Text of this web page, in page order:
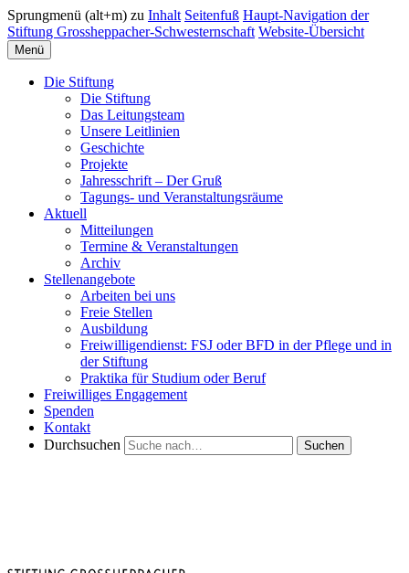
Sprungmenü (alt+m) zu Inhalt Seitenfuß Haupt-Navigation der
Stiftung Grossheppacher-Schwesternschaft Website-Übersicht
Menü
Die Stiftung
Die Stiftung
Das Leitungsteam
Unsere Leitlinien
Geschichte
Projekte
Jahresschrift – Der Gruß
Tagungs- und Veranstaltungsräume
Aktuell
Mitteilungen
Termine & Veranstaltungen
Archiv
Stellenangebote
Arbeiten bei uns
Freie Stellen
Ausbildung
Freiwilligendienst: FSJ oder BFD in der Pflege und in
der Stiftung
Praktika für Studium oder Beruf
Freiwilliges Engagement
Spenden
Kontakt
Durchsuchen
Suchen